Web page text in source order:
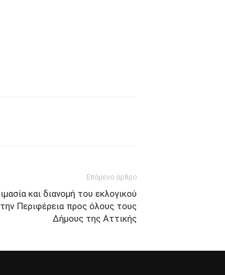
Επόμενο άρθρο
και διανομή του εκλογικού
Περιφέρεια προς όλους τους
Δήμους της Αττικής